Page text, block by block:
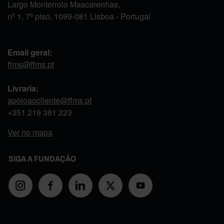
Largo Monterroio Mascarenhas,
nº 1, 7º piso, 1099-081 Lisboa - Portugal
Email geral:
ffms@ffms.pt
Livraria:
apoioaocliente@ffms.pt
+351 219 381 223
Ver no mapa
SIGA A FUNDAÇÃO